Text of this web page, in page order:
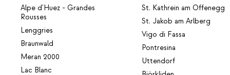
Alpe d'Huez - Grandes
Rousses
Lenggries
Braunwald
Meran 2000
Lac Blanc
St. Kathrein am Offenegg
St. Jakob am Arlberg
Vigo di Fassa
Pontresina
Uttendorf